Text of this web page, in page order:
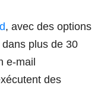
, avec des options
plus de 30
e-mail
des